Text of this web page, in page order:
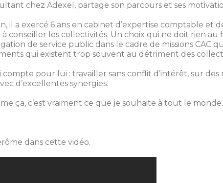
chez Adexel, partage son parcours et ses
il a exercé 6 ans en cabinet d’expertise comptable et
conseiller les collectivités. Un choix qui ne doit rien au
de service public dans le cadre de missions CAC
qui existent trop souvent au détriment des
pour lui : travailler sans conflit d’intérêt, sur des
d’excellentes synergies.
ça, c’est vraiment ce que je souhaite à tout le monde.
dans cette vidéo.